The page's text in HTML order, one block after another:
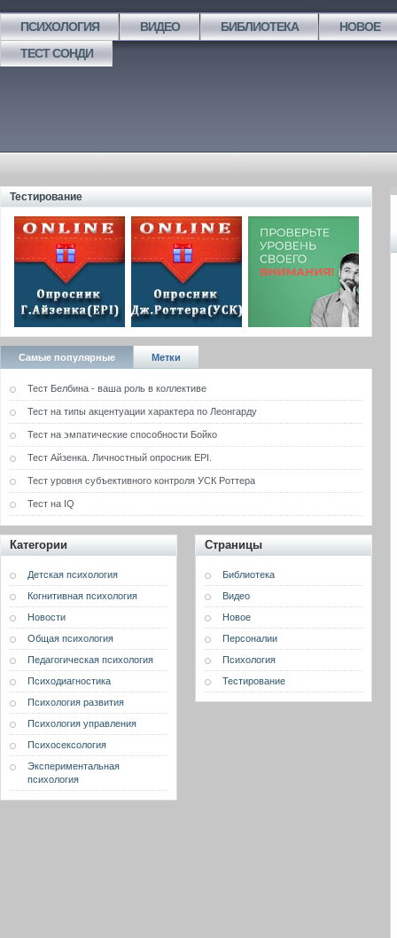
ПСИХОЛОГИЯ ВИДЕО БИБЛИОТЕКА
НОВОЕ
ТЕСТ СОНДИ
Тестирование
Самые популярные Метки
Тест Белбина - ваша роль в коллективе
Тест на типы акцентуации характера по Леонгарду
Тест на эмпатические способности Бойко
Тест Айзенка. Личностный опросник EPI.
Тест уровня субъективного контроля УСК Роттера
Тест на IQ
Категории
Детская психология
Когнитивная психология
Новости
Общая психология
Педагогическая психология
Психодиагностика
Психология развития
Психология управления
Психосексология
Экспериментальная
психология
Страницы
Библиотека
Видео
Новое
Персоналии
Психология
Тестирование